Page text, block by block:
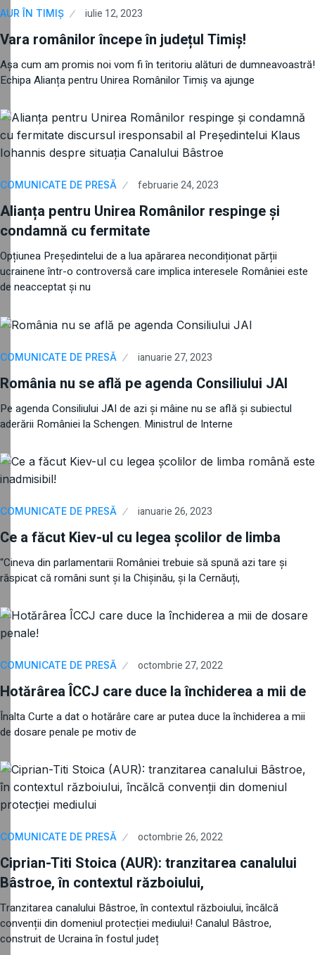
AUR ÎN TIMIȘ iulie 12, 2023
Vara românilor începe în județul Timiş!
Așa cum am promis noi vom fi în teritoriu alături de dumneavoastră!
Echipa Alianța pentru Unirea Românilor Timiș va ajunge
COMUNICATE DE PRESĂ februarie 24, 2023
Alianța pentru Unirea Românilor respinge și
condamnă cu fermitate
Opțiunea Președintelui de a lua apărarea necondiționat părții
ucrainene într-o controversă care implica interesele României este
de neacceptat și nu
COMUNICATE DE PRESĂ ianuarie 27, 2023
România nu se află pe agenda Consiliului JAI
Pe agenda Consiliului JAI de azi și mâine nu se află și subiectul
aderării României la Schengen. Ministrul de Interne
COMUNICATE DE PRESĂ ianuarie 26, 2023
Ce a făcut Kiev-ul cu legea şcolilor de limba
“Cineva din parlamentarii României trebuie să spună azi tare și
răspicat că români sunt și la Chișinău, și la Cernăuți,
COMUNICATE DE PRESĂ octombrie 27, 2022
Hotărârea ÎCCJ care duce la închiderea a mii de
Înalta Curte a dat o hotărâre care ar putea duce la închiderea a mii
de dosare penale pe motiv de
COMUNICATE DE PRESĂ octombrie 26, 2022
Ciprian-Titi Stoica (AUR): tranzitarea canalului
Bâstroe, în contextul războiului,
Tranzitarea canalului Bâstroe, în contextul războiului, încălcă
convenții din domeniul protecției mediului! Canalul Bâstroe,
construit de Ucraina în fostul județ